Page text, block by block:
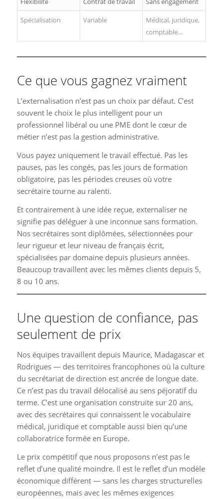
Spécialisation Variable
Médical, juridique,
comptable…
Ce que vous gagnez vraiment
L’externalisation n’est pas un choix par défaut. C’est
souvent le choix le plus intelligent pour un
professionnel libéral ou une PME dont le cœur de
métier n’est pas la gestion administrative.
Vous payez uniquement le travail effectué. Pas les
pauses, pas les congés, pas les jours de formation
obligatoire, pas les périodes creuses où votre
secrétaire tourne au ralenti.
Et contrairement à une idée reçue, externaliser ne
signifie pas déléguer à une inconnue sans formation.
Nos secrétaires sont diplômées, sélectionnées pour
leur rigueur et leur niveau de français écrit,
spécialisées par domaine depuis plusieurs années.
Beaucoup travaillent avec les mêmes clients depuis 5,
8 ou 10 ans.
Une question de confiance, pas
seulement de prix
Nos équipes travaillent depuis Maurice, Madagascar et
Rodrigues — des territoires francophones où la culture
du secrétariat de direction est ancrée de longue date.
Ce n’est pas du travail délocalisé au sens péjoratif du
terme. C’est une organisation construite sur 20 ans,
avec des secrétaires qui connaissent le vocabulaire
médical, juridique et comptable aussi bien qu’une
collaboratrice formée en Europe.
Le prix compétitif que nous proposons n’est pas le
reflet d’une qualité moindre. Il est le reflet d’un modèle
économique différent — sans les charges structurelles
européennes, mais avec les mêmes exigences